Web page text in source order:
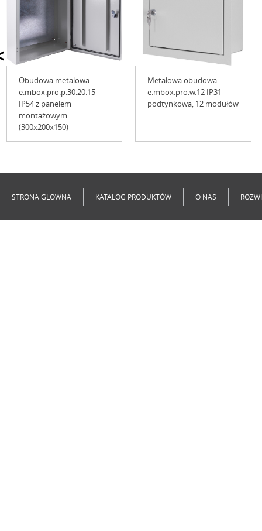
Obudowa metalowa
e.mbox.pro.p.30.20.15
IP54 z panelem
montażowym
(300x200x150)
Metalowa obudowa
e.mbox.pro.w.12 IP31
podtynkowa, 12 modułów
STRONA GLOWNA KATALOG PRODUKTÓW O NAS